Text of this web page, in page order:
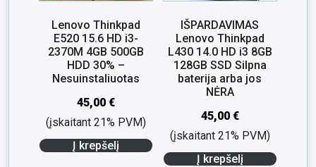
Lenovo Thinkpad
E520 15.6 HD i3-
2370M 4GB 500GB
HDD 30% –
Nesuinstaliuotas
45,00€
(įskaitant 21% PVM)
Į krepšelį
IŠPARDAVIMAS
Lenovo Thinkpad
L430 14.0 HD i3 8GB
128GB SSD Silpna
baterija arba jos
NĖRA
45,00 €
(įskaitant 21% PVM)
Į krepšelį